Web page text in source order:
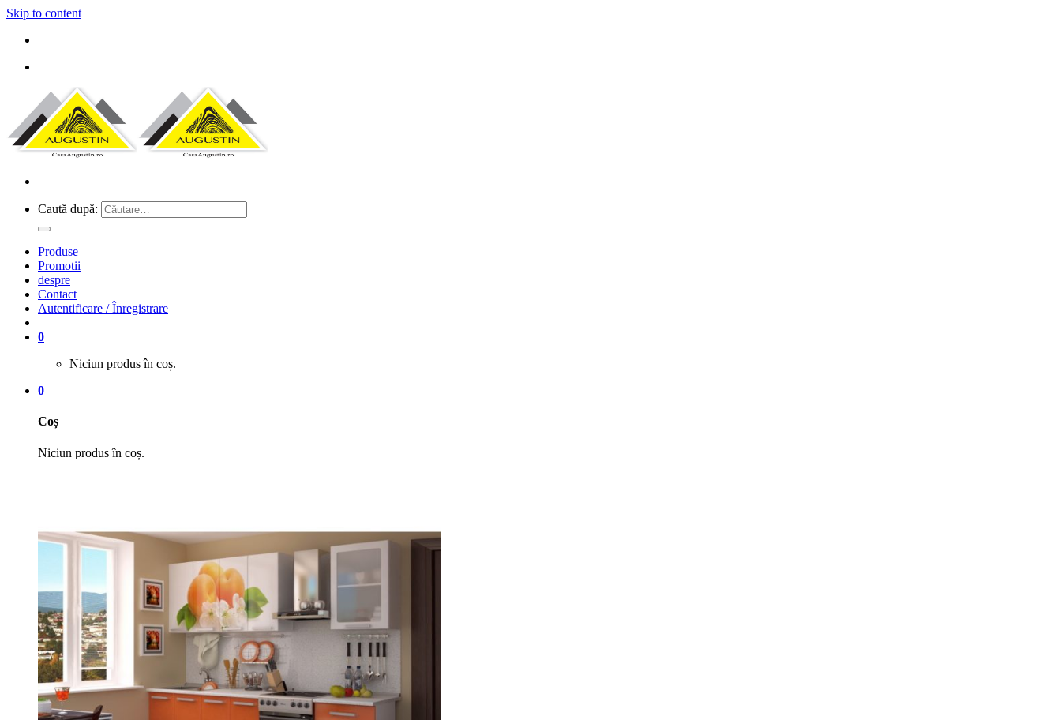
Skip to content
Caută după:
Produse
Promotii
despre
Contact
Autentificare / Înregistrare
0
Niciun produs în coș.
0
Coș
Niciun produs în coș.